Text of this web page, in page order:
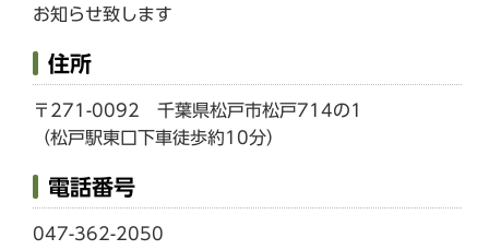
お知らせ致します
住所
〒271-0092 千葉県松戸市松戸714の1
（松戸駅東口下車徒歩約10分）
電話番号
047-362-2050